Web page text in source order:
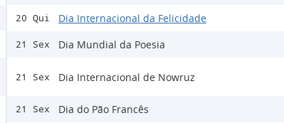
20 Qui Dia Internacional da Felicidade
21 Sex Dia Mundial da Poesia
21 Sex Dia Internacional de Nowruz
21 Sex Dia do Pão Francês